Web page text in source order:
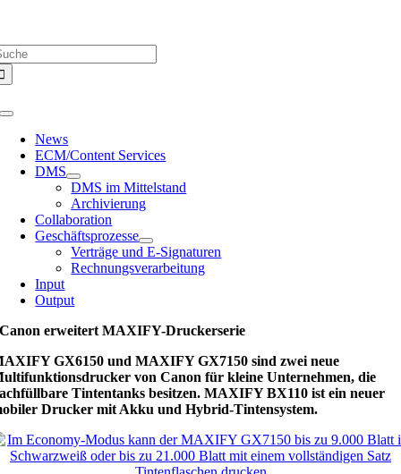
springen
Toggle
Navigation
News
ECM/Content Services
DMS
DMS im Mittelstand
Archivierung
Collaboration
Geschäftsprozesse
Verträge und E-Signaturen
Rechnungsverarbeitung
Input
Output
Canon erweitert MAXIFY-Druckerserie
GX6150 und MAXIFY GX7150 sind zwei neue
von Canon für kleine Unternehmen, die
Tintentanks besitzen. MAXIFY BX110 ist ein neuer
Drucker mit Akku und Hybrid-Tintensystem.